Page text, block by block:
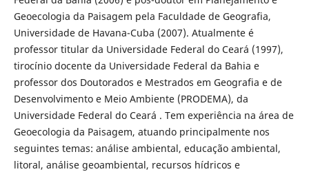
Geoecologia da Paisagem pela Faculdade de Geografia,
Universidade de Havana-Cuba (2007). Atualmente é
professor titular da Universidade Federal do Ceará (1997),
tirocínio docente da Universidade Federal da Bahia e
professor dos Doutorados e Mestrados em Geografia e de
Desenvolvimento e Meio Ambiente (PRODEMA), da
Universidade Federal do Ceará . Tem experiência na área de
Geoecologia da Paisagem, atuando principalmente nos
seguintes temas: análise ambiental, educação ambiental,
litoral, análise geoambiental, recursos hídricos e